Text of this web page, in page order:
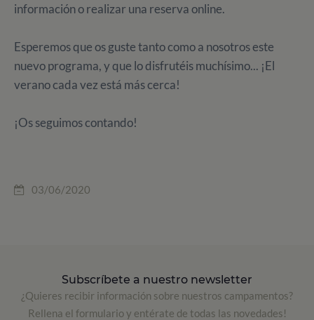
información o realizar una reserva online.
Esperemos que os guste tanto como a nosotros este
nuevo programa, y que lo disfrutéis muchísimo... ¡El
verano cada vez está más cerca!
¡Os seguimos contando!
03/06/2020
Subscríbete a nuestro newsletter
¿Quieres recibir información sobre nuestros campamentos?
Rellena el formulario y entérate de todas las novedades!